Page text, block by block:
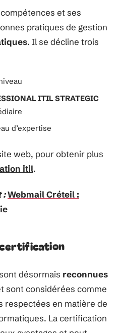
compétences et ses
pratiques de gestion
. Il se décline trois
niveau
ITIL STRATEGIC
d’expertise
web, pour obtenir plus
itil.
:Webmail Créteil :
désormais reconnues
sont considérées comme
respectées en matière de
Lacertification